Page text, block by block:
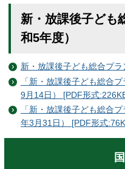
新・放課後子ども
和5年度）
新・放課後子ども総合プ
「新・放課後子ども総合
9月14日） [PDF形式
「新・放課後子ども総合
年3月31日） [PDF形式